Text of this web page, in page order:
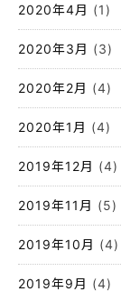
2020年4月 (1)
2020年3月 (3)
2020年2月 (4)
2020年1月 (4)
2019年12月 (4)
2019年11月 (5)
2019年10月 (4)
2019年9月 (4)